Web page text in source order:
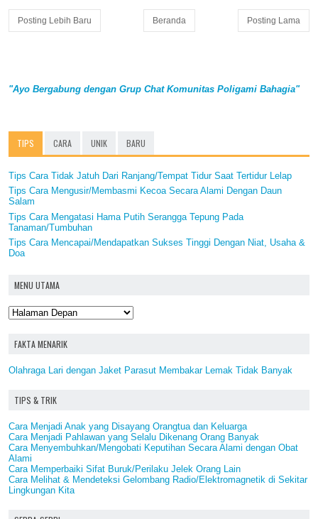
Posting Lebih Baru Posting Lama
Beranda
"Ayo Bergabung dengan Grup Chat Komunitas Poligami Bahagia"
TIPS CARA UNIK BARU
Tips Cara Tidak Jatuh Dari Ranjang/Tempat Tidur Saat Tertidur Lelap
Tips Cara Mengusir/Membasmi Kecoa Secara Alami Dengan Daun
Salam
Tips Cara Mengatasi Hama Putih Serangga Tepung Pada
Tanaman/Tumbuhan
Tips Cara Mencapai/Mendapatkan Sukses Tinggi Dengan Niat, Usaha &
Doa
MENU UTAMA
FAKTA MENARIK
Olahraga Lari dengan Jaket Parasut Membakar Lemak Tidak Banyak
TIPS & TRIK
Cara Menjadi Anak yang Disayang Orangtua dan Keluarga
Cara Menjadi Pahlawan yang Selalu Dikenang Orang Banyak
Cara Menyembuhkan/Mengobati Keputihan Secara Alami dengan Obat
Alami
Cara Memperbaiki Sifat Buruk/Perilaku Jelek Orang Lain
Cara Melihat & Mendeteksi Gelombang Radio/Elektromagnetik di Sekitar
Lingkungan Kita